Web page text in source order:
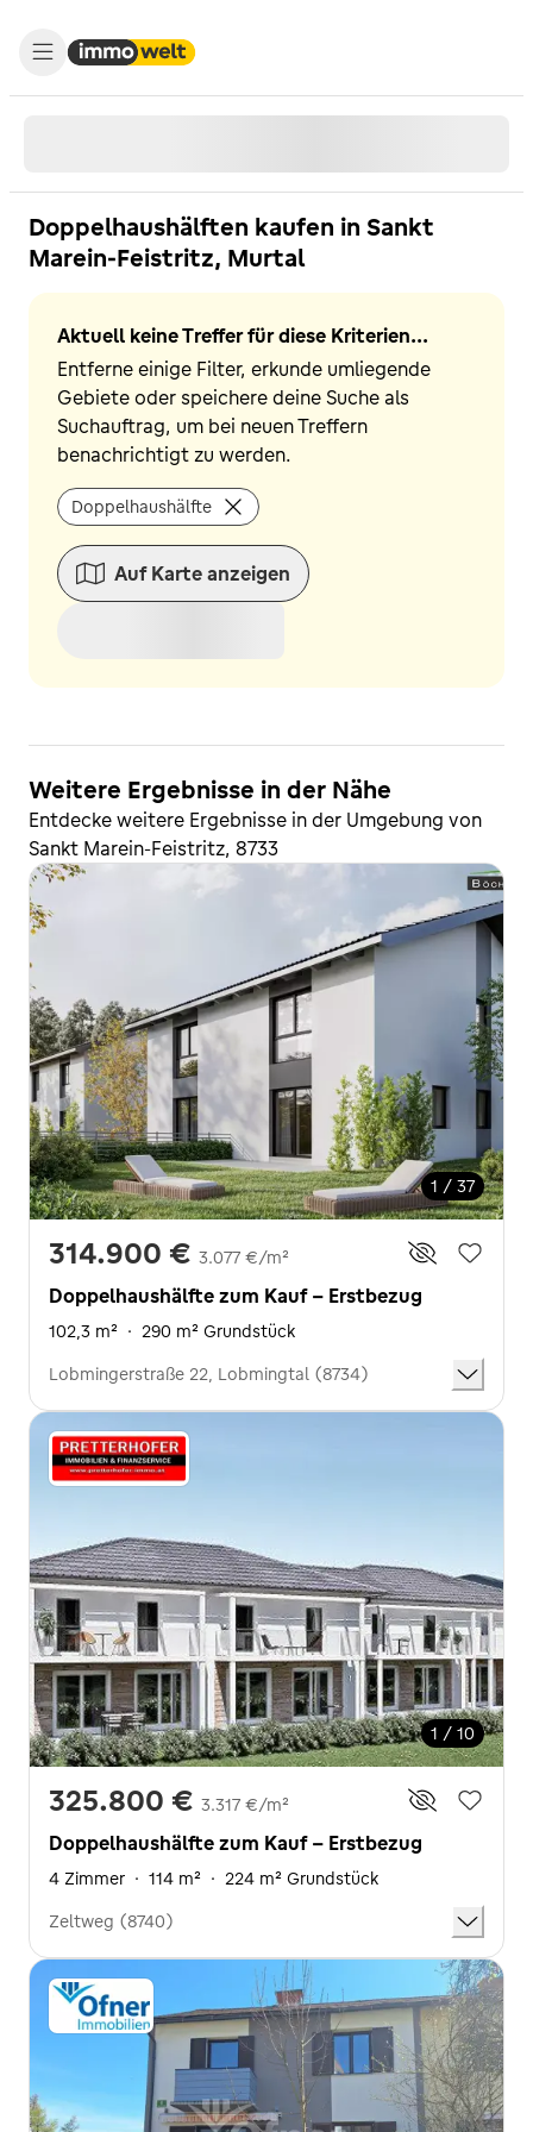
Doppelhaushälften kaufen in Sankt
Marein-Feistritz, Murtal
Aktuell keine Treffer für diese Kriterien...
Entferne einige Filter, erkunde umliegende
Gebiete oder speichere deine Suche als
Suchauftrag, um bei neuen Treffern
benachrichtigt zu werden.
Doppelhaushälfte
Auf Karte anzeigen
Weitere Ergebnisse in der Nähe
Entdecke weitere Ergebnisse in der Umgebung von
Sankt Marein-Feistritz, 8733
1 / 37
314.900 € 3.077 €/m²
Doppelhaushälfte zum Kauf - Erstbezug
102,3 m² · 290 m² Grundstück
Lobmingerstraße 22, Lobmingtal (8734)
1 / 10
325.800 € 3.317 €/m²
Doppelhaushälfte zum Kauf - Erstbezug
4 Zimmer · 114 m² · 224 m² Grundstück
Zeltweg (8740)